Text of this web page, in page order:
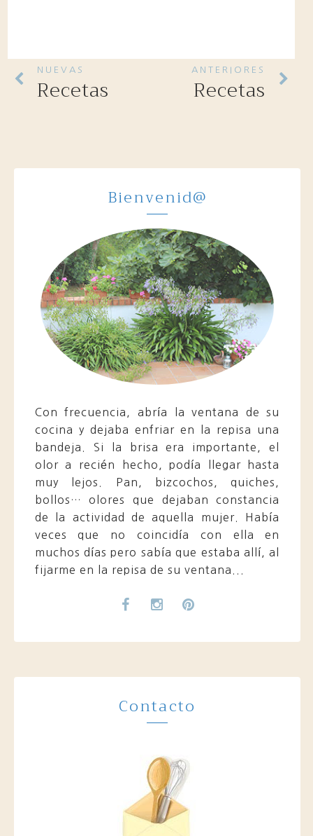
NUEVAS
Recetas
ANTERIORES
Recetas
Bienvenid@
Con frecuencia, abría la ventana de su
cocina y dejaba enfriar en la repisa una
bandeja. Si la brisa era importante, el
olor a recién hecho, podía llegar hasta
muy lejos. Pan, bizcochos, quiches,
bollos… olores que dejaban constancia
de la actividad de aquella mujer. Había
veces que no coincidía con ella en
muchos días pero sabía que estaba allí, al
fijarme en la repisa de su ventana...
Contacto